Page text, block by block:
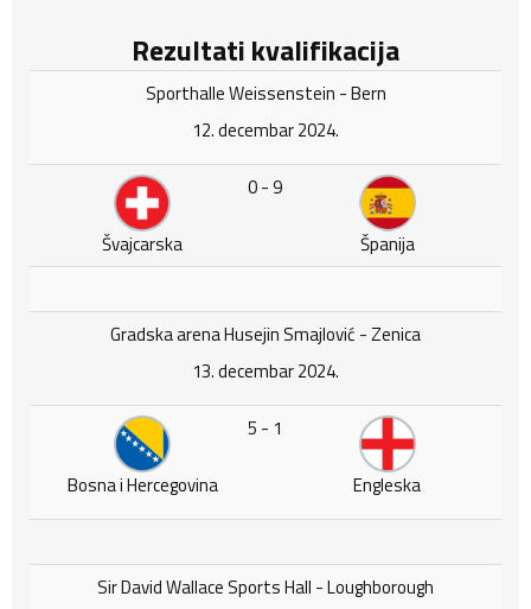
Rezultati kvalifikacija
Sporthalle Weissenstein - Bern
12. decembar 2024.
Švajcarska
0 - 9
Španija
Gradska arena Husejin Smajlović - Zenica
13. decembar 2024.
Bosna i Hercegovina
5 - 1
Engleska
Sir David Wallace Sports Hall - Loughborough